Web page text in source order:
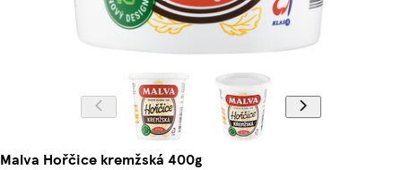
Malva Hořčice kremžská 400g